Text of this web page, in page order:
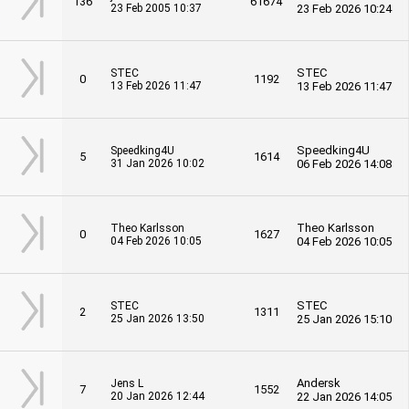
23 Feb 2005 10:37
23 Feb 2026 10:24
0
STEC
13 Feb 2026 11:47
1192
STEC
13 Feb 2026 11:47
5
Speedking4U
31 Jan 2026 10:02
1614
Speedking4U
06 Feb 2026 14:08
0
Theo Karlsson
04 Feb 2026 10:05
1627
Theo Karlsson
04 Feb 2026 10:05
2
STEC
25 Jan 2026 13:50
1311
STEC
25 Jan 2026 15:10
7
Jens L
20 Jan 2026 12:44
1552
Andersk
22 Jan 2026 14:05